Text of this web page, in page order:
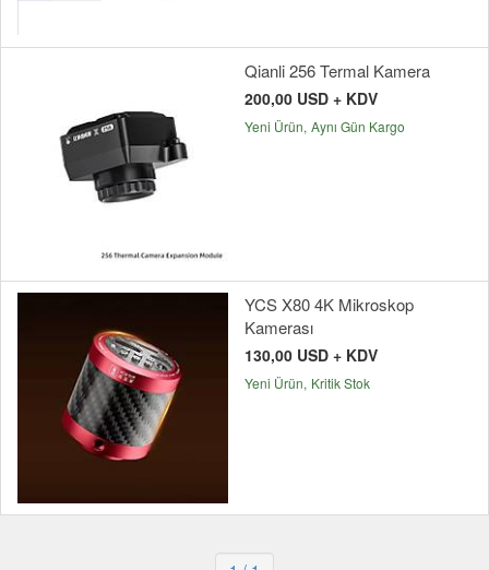
Qianli 256 Termal Kamera
200,00 USD + KDV
Yeni Ürün Aynı Gün Kargo
YCS X80 4K Mikroskop
Kamerası
130,00 USD + KDV
Yeni Ürün Kritik Stok